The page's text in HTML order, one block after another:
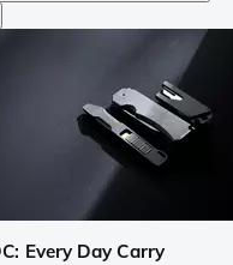
Every Day Carry